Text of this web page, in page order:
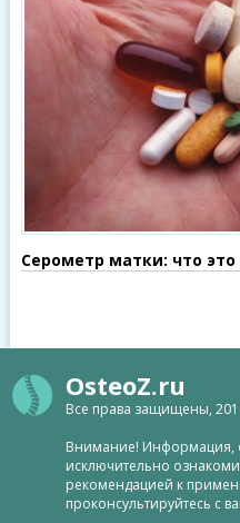
Серометр матки: что это
OsteoZ.ru
Все права защищены,
Внимание! Информация,
исключительно
рекомендацией к
проконсультируйтесь с